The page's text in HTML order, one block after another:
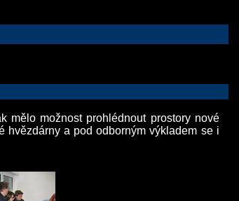
mělo možnost prohlédnout prostory nové
hvězdárny a pod odborným výkladem se i